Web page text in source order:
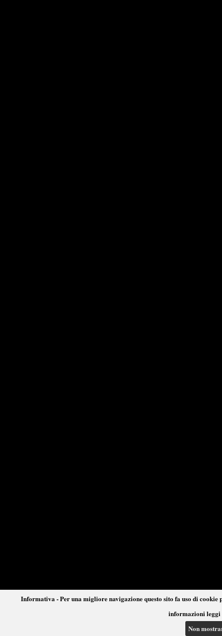
Informativa - Per una migliore navigazione questo sito fa uso di
informazioni leggi
Non